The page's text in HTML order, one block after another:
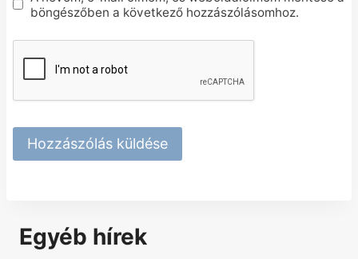
böngészőben a következő hozzászólásomhoz.
Egyéb hírek